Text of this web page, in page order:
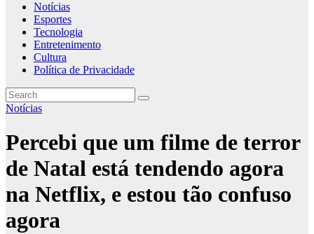
Notícias
Esportes
Tecnologia
Entretenimento
Cultura
Política de Privacidade
Notícias
Percebi que um filme de terror
de Natal está tendendo agora
na Netflix, e estou tão confuso
agora